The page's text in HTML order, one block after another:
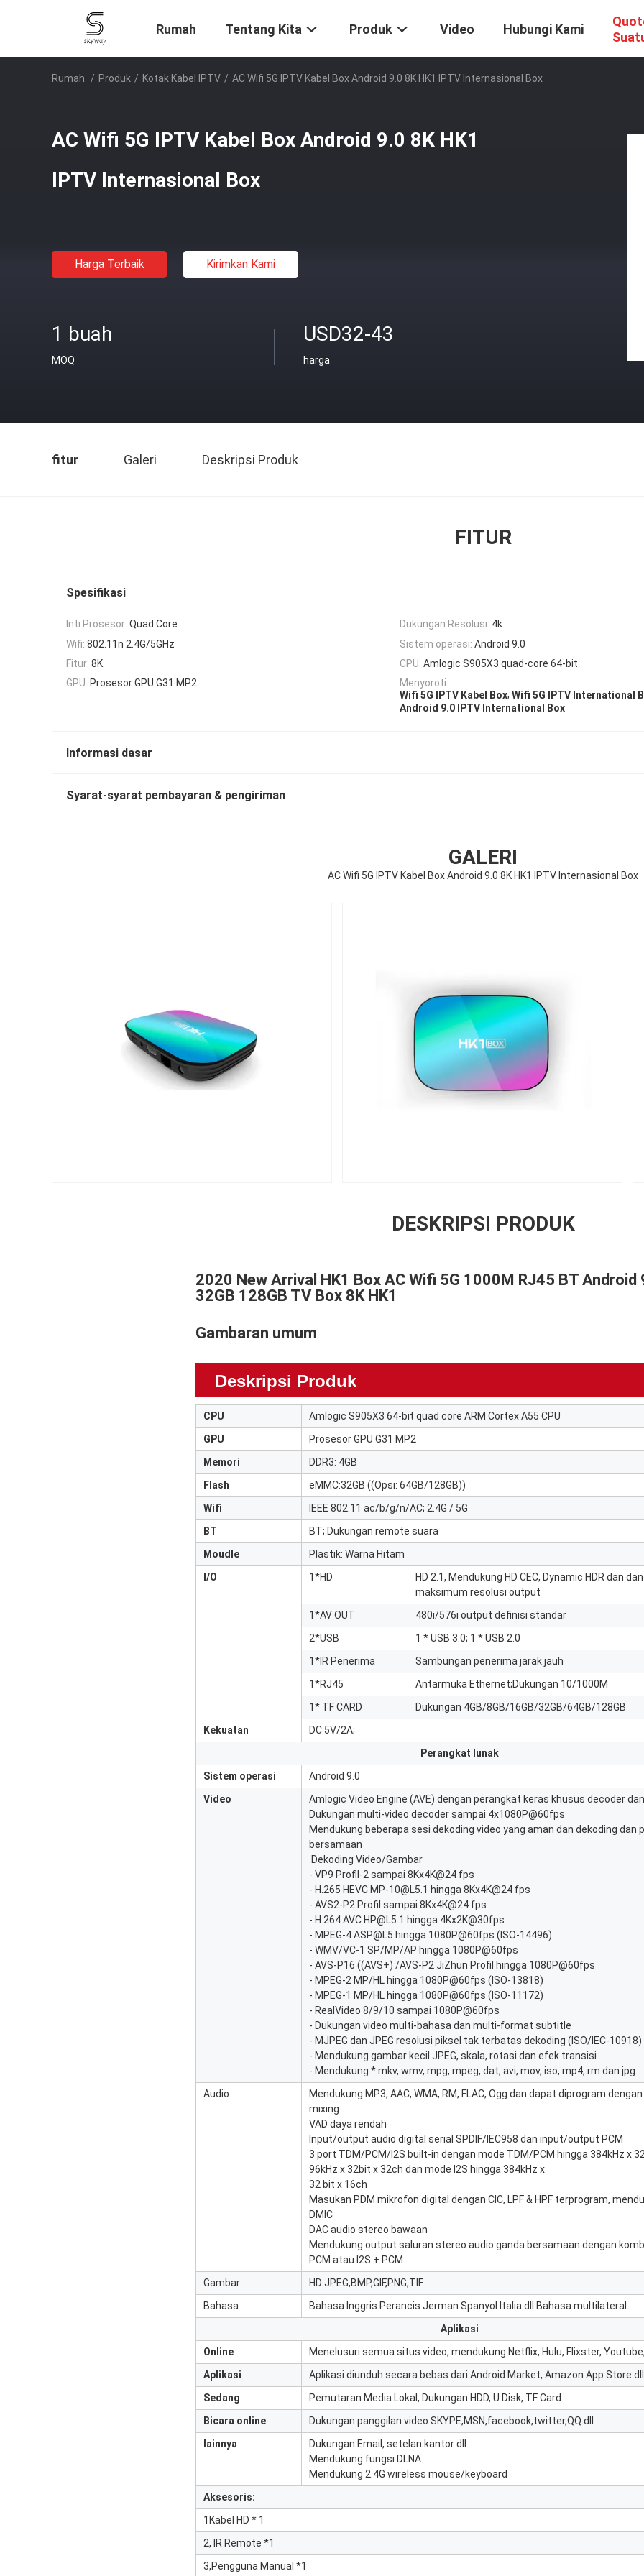
Rumah Tentang Kita Produk Video Hubungi Kami
Rumah / Produk / Kotak Kabel IPTV / AC Wifi 5G IPTV Kabel Box Android 9.0 8K HK1 IPTV Internasional Box
AC Wifi 5G IPTV Kabel Box Android 9.0 8K HK1
IPTV Internasional Box
Harga Terbaik Kirimkan Kami
1 buah
MOQ
USD32-43
harga
fitur Galeri Deskripsi Produk
FITUR
Spesifikasi
Inti Prosesor: Quad Core Dukungan Resolusi: 4k
Wifi: 802.11n 2.4G/5GHz Sistem operasi: Android 9.0
Fitur: 8K CPU: Amlogic S905X3 quad-core 64-bit
GPU: Prosesor GPU G31 MP2
Menyoroti:
Wifi 5G IPTV Kabel Box, Wifi 5G IPTV International
Android 9.0 IPTV International Box
Informasi dasar
Syarat-syarat pembayaran & pengiriman
GALERI
AC Wifi 5G IPTV Kabel Box Android 9.0 8K HK1 IPTV Internasional Box
DESKRIPSI PRODUK
2020 New Arrival HK1 Box AC Wifi 5G 1000M RJ45 BT Android
32GB 128GB TV Box 8K HK1
Gambaran umum
Deskripsi Produk
CPU
Amlogic S905X3 64-bit quad core ARM Cortex A55 CPU
GPU
Prosesor GPU G31 MP2
Memori
DDR3: 4GB
Flash
eMMC:32GB ((Opsi: 64GB/128GB))
Wifi
IEEE 802.11 ac/b/g/n/AC; 2.4G / 5G
BT
BT; Dukungan remote suara
Moudle
Plastik: Warna Hitam
I/O
1*HD
HD 2.1, Mendukung HD CEC, Dynamic HDR dan
maksimum resolusi output
1*AV OUT
480i/576i output definisi standar
2*USB
1 * USB 3.0; 1 * USB 2.0
1*IR Penerima
Sambungan penerima jarak jauh
1*RJ45
Antarmuka Ethernet;Dukungan 10/1000M
1* TF CARD
Dukungan 4GB/8GB/16GB/32GB/64GB/128GB
Kekuatan
DC 5V/2A;
Perangkat lunak
Sistem operasi
Android 9.0
Video
Amlogic Video Engine (AVE) dengan perangkat keras khusus decoder
Dukungan multi-video decoder sampai 4x1080P@60fps
Mendukung beberapa sesi dekoding video yang aman dan dekoding dan
bersamaan
️ Dekoding Video/Gambar
- VP9 Profil-2 sampai 8Kx4K@24 fps
- H.265 HEVC MP-10@L5.1 hingga 8Kx4K@24 fps
- AVS2-P2 Profil sampai 8Kx4K@24 fps
- H.264 AVC HP@L5.1 hingga 4Kx2K@30fps
- MPEG-4 ASP@L5 hingga 1080P@60fps (ISO-14496)
- WMV/VC-1 SP/MP/AP hingga 1080P@60fps
- AVS-P16 ((AVS+) /AVS-P2 JiZhun Profil hingga 1080P@60fps
- MPEG-2 MP/HL hingga 1080P@60fps (ISO-13818)
- MPEG-1 MP/HL hingga 1080P@60fps (ISO-11172)
- RealVideo 8/9/10 sampai 1080P@60fps
- Dukungan video multi-bahasa dan multi-format subtitle
- MJPEG dan JPEG resolusi piksel tak terbatas dekoding (ISO/IEC-10918)
- Mendukung gambar kecil JPEG, skala, rotasi dan efek transisi
- Mendukung *.mkv,.wmv,.mpg,.mpeg,.dat,.avi,.mov,.iso,.mp4,.rm dan.jpg
Audio
Mendukung MP3, AAC, WMA, RM, FLAC, Ogg dan dapat diprogram
mixing
VAD daya rendah
Input/output audio digital serial SPDIF/IEC958 dan input/output PCM
3 port TDM/PCM/I2S built-in dengan mode TDM/PCM hingga 384kHz x
96kHz x 32bit x 32ch dan mode I2S hingga 384kHz x
32 bit x 16ch
Masukan PDM mikrofon digital dengan CIC, LPF & HPF terprogram,
DMIC
DAC audio stereo bawaan
Mendukung output saluran stereo audio ganda bersamaan dengan
PCM atau I2S + PCM
Gambar
HD JPEG,BMP,GIF,PNG,TIF
Bahasa
Bahasa Inggris Perancis Jerman Spanyol Italia dll Bahasa multilateral
Aplikasi
Online
Menelusuri semua situs video, mendukung Netflix, Hulu, Flixster, Youtube,
Aplikasi
Aplikasi diunduh secara bebas dari Android Market, Amazon App Store dll.
Sedang
Pemutaran Media Lokal, Dukungan HDD, U Disk, TF Card.
Bicara online
Dukungan panggilan video SKYPE,MSN,facebook,twitter,QQ dll
lainnya
Dukungan Email, setelan kantor dll.
Mendukung fungsi DLNA
Mendukung 2.4G wireless mouse/keyboard
Aksesoris:
1Kabel HD * 1
2, IR Remote *1
3,Pengguna Manual *1